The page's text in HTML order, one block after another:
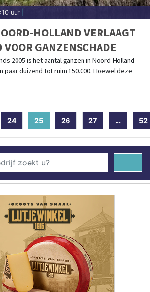
uur
HOLLAND VERLAAGT
VOOR GANZENSCHADE
2005 is het aantal ganzen in Noord-Holland
paar duizend tot ruim 150.000. Hoewel deze
24 25(current)
26 27 ... 52